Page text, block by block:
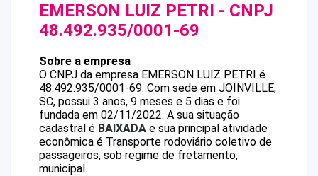
EMERSON LUIZ PETRI - CNPJ
48.492.935/0001-69
Sobre a empresa
O CNPJ da empresa EMERSON LUIZ PETRI é
48.492.935/0001-69. Com sede em JOINVILLE,
SC, possui 3 anos, 9 meses e 5 dias e foi
fundada em 02/11/2022. A sua situação
cadastral é BAIXADA e sua principal atividade
econômica é Transporte rodoviário coletivo de
passageiros, sob regime de fretamento,
municipal.